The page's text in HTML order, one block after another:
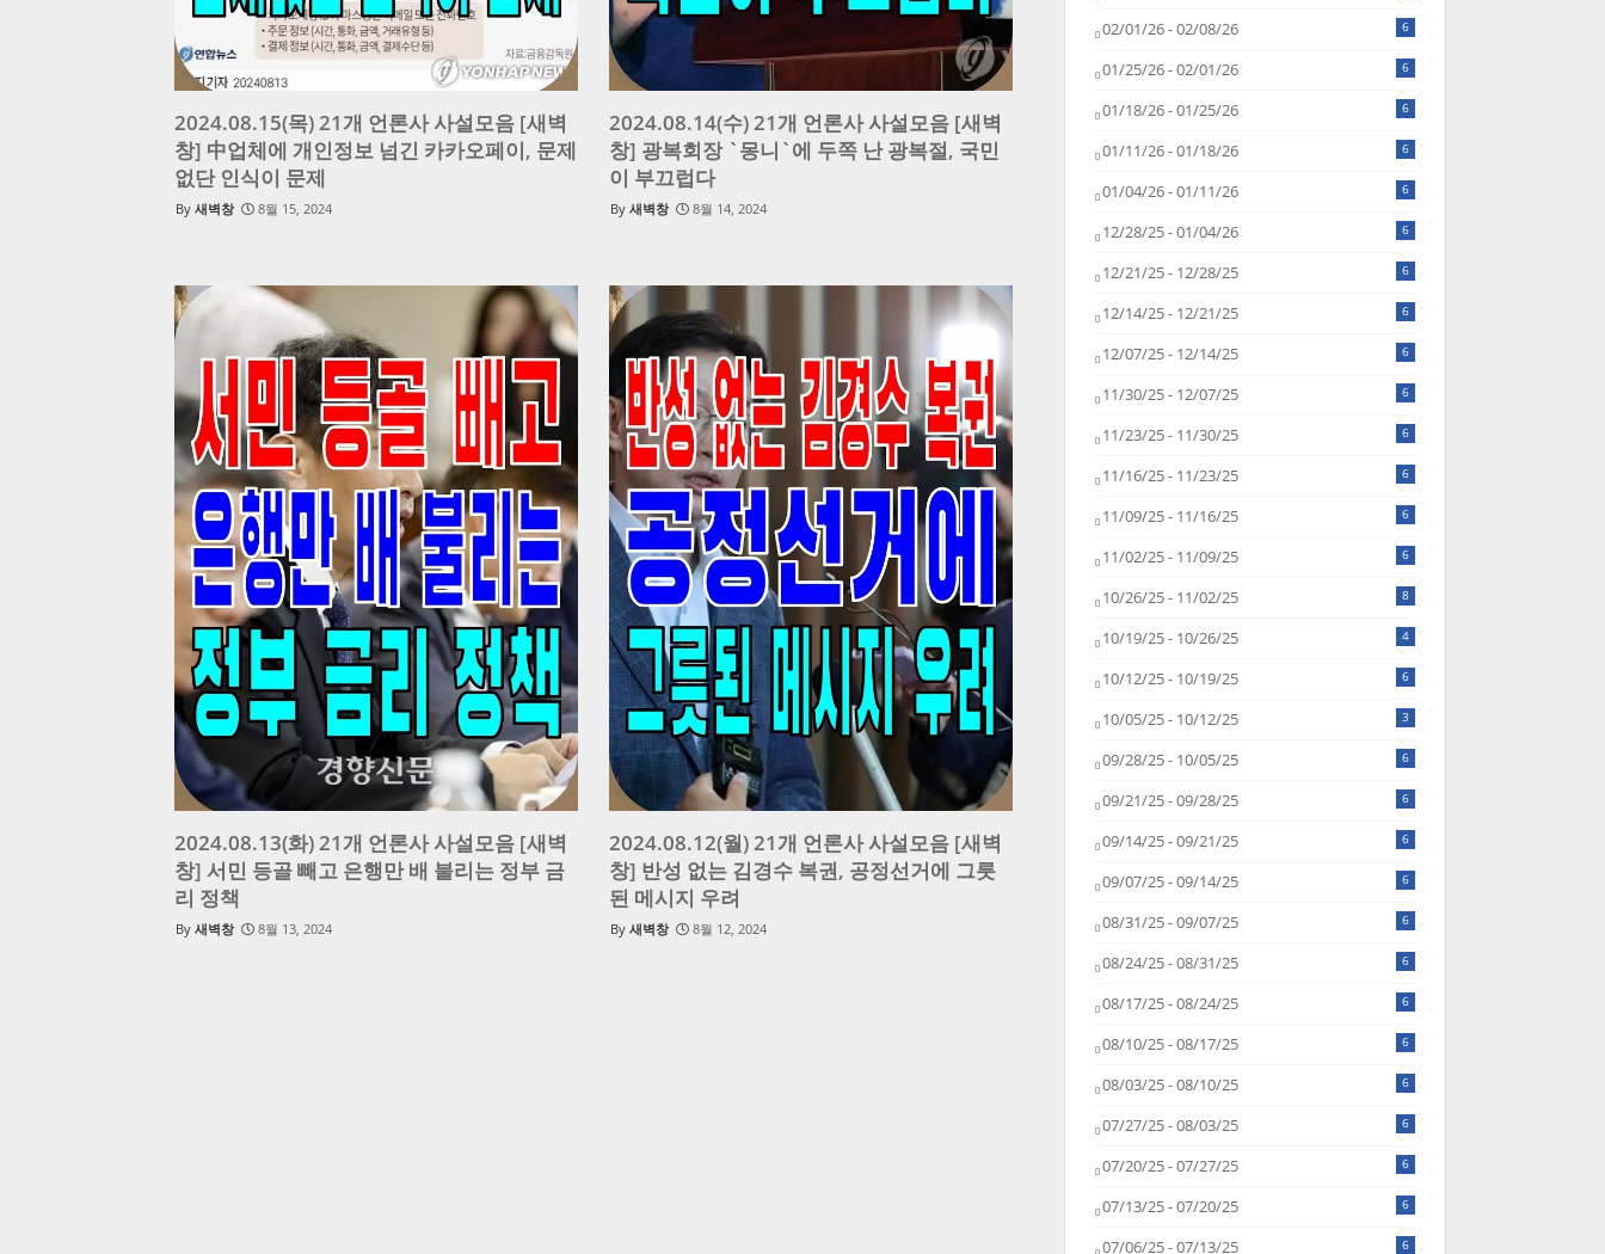
2024.08.15(목) 21개 언론사 사설모음 [새벽
창] 中업체에 개인정보 넘긴 카카오페이, 문제
없단 인식이 문제
새벽창 8월 15, 2024
2024.08.14(수) 21개 언론사 사설모음 [새벽
창] 광복회장 `몽니`에 두쪽 난 광복절, 국민
이 부끄럽다
새벽창 8월 14, 2024
2024.08.13(화) 21개 언론사 사설모음 [새벽
창] 서민 등골 빼고 은행만 배 불리는 정부 금
리 정책
새벽창 8월 13, 2024
2024.08.12(월) 21개 언론사 사설모음 [새벽
창] 반성 없는 김경수 복권, 공정선거에 그릇
된 메시지 우려
새벽창 8월 12, 2024
02/01/26 - 02/08/26 6
01/25/26 - 02/01/26 6
01/18/26 - 01/25/26 6
01/11/26 - 01/18/26 6
01/04/26 - 01/11/26 6
12/28/25 - 01/04/26 6
12/21/25 - 12/28/25 6
12/14/25 - 12/21/25 6
12/07/25 - 12/14/25 6
11/30/25 - 12/07/25 6
11/23/25 - 11/30/25 6
11/16/25 - 11/23/25 6
11/09/25 - 11/16/25 6
11/02/25 - 11/09/25 6
10/26/25 - 11/02/25 8
10/19/25 - 10/26/25 4
10/12/25 - 10/19/25 6
10/05/25 - 10/12/25 3
09/28/25 - 10/05/25 6
09/21/25 - 09/28/25 6
09/14/25 - 09/21/25 6
09/07/25 - 09/14/25 6
08/31/25 - 09/07/25 6
08/24/25 - 08/31/25 6
08/17/25 - 08/24/25 6
08/10/25 - 08/17/25 6
08/03/25 - 08/10/25 6
07/27/25 - 08/03/25 6
07/20/25 - 07/27/25 6
07/13/25 - 07/20/25 6
07/06/25 - 07/13/25 6